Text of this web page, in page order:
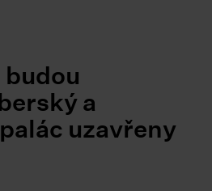
a
uzavřeny